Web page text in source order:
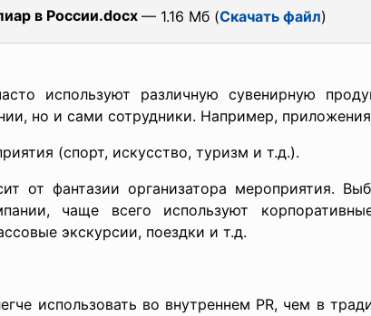
в России.docx — 1.16 Мб (Скачать файл)
используют различную сувенирную
но и сами сотрудники. Например,
(спорт, искусство, туризм и т.д.).
от фантазии организатора мероприятия.
чаще всего используют
экскурсии, поездки и т.д.
использовать во внутреннем PR, чем в